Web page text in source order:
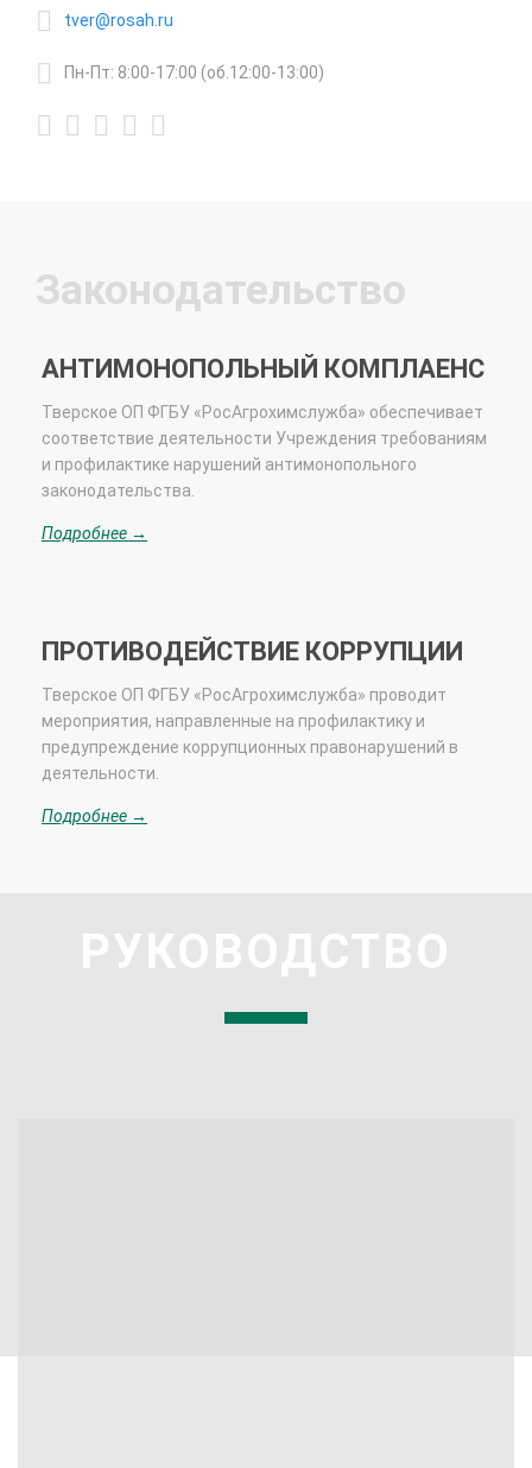
tver@rosah.ru
Пн-Пт: 8:00-17:00 (об.12:00-13:00)
Законодательство
АНТИМОНОПОЛЬНЫЙ КОМПЛАЕНС
Тверское ОП ФГБУ «РосАгрохимслужба» обеспечивает
соответствие деятельности Учреждения требованиям
и профилактике нарушений антимонопольного
законодательства.
Подробнее →
ПРОТИВОДЕЙСТВИЕ КОРРУПЦИИ
Тверское ОП ФГБУ «РосАгрохимслужба» проводит
мероприятия, направленные на профилактику и
предупреждение коррупционных правонарушений в
деятельности.
Подробнее →
РУКОВОДСТВО